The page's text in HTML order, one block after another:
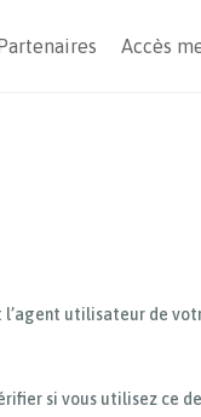
Accès
l’agent utilisateur de
si vous utilisez ce